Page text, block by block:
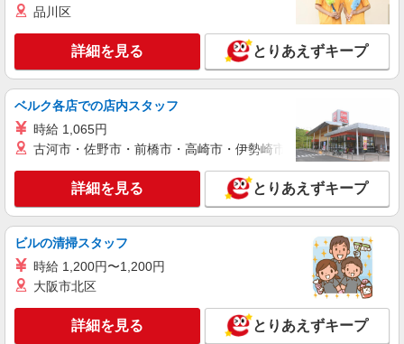
がい向上手当、日祝手当（月平均2回分）、夜勤手
当（月平均5回分）等、毎月平均的に支払われる手
当を含みます。 ※介護福祉士のみ、特別職務手当
も含む ◎残業時は別途時間外手当支給（超過1
分〜） ◎賞与 基本給2.08ヶ月分/年支給
詳細を見る
SOMPOケア 北越谷 定期巡回/3249da1
介護スタッフ
【介護福祉士】 月給：260,300円 年収例：355
万円〜 【実務者研修】 月給：230,500円 年収例：
315万円〜 【初任者研修】 月給：221,700円 年収
例：300万円〜 ※職務手当、働きがい向上手当、
日祝手当（月平均2回分）、在宅手当（月平均14回
分）等、毎月平均的に支払われる手当を含みま
す。 ※介護福祉士のみ、特別職務手当も含む ■深
夜勤手当別途支給：4,000円/回 ■オンコール手当
（1,000円/日）あり ◎残業時は別途時間外手当支
給（超過1分〜） ◎賞与 基本給2.08ヶ月分/年支
埼玉県越谷市北越谷1丁目18-2
キープ 詳細を見る
アルバイト パート
SOMPOケア 北越谷 訪問介護/3247cc2
【介護福祉士】 時給1,600円 ◎週20時間以上
勤務（社保加入者）の場合は時給1,650円 ＊夜間
（18:00〜）：時給2,000円〜 ＊日曜祝日：時給
品川区
詳細を見る とりあえずキープ
ベルク各店での店内スタッフ
時給 1,065円
古河市・佐野市・前橋市・高崎市・伊勢崎市・太田市・館林市
詳細を見る とりあえずキープ
ビルの清掃スタッフ
時給 1,200円〜1,200円
大阪市北区
詳細を見る とりあえずキープ